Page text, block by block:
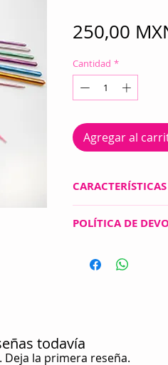
250,00
Cantidad *
Agregar al
CARACTERÍSTICAS
CONT. 26 PIEZAS
INCLUYE PRÁCTICO
POLÍTICA DE
moneda
todavía
la primera reseña.